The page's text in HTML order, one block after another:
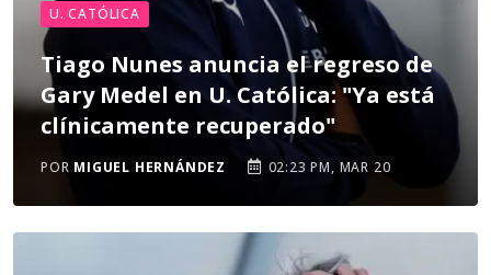
U. CATÓLICA
Tiago Nunes anuncia el regreso de
Gary Medel en U. Católica: "Ya está
clínicamente recuperado"
POR MIGUEL HERNÁNDEZ 02:23 PM, MAR 20